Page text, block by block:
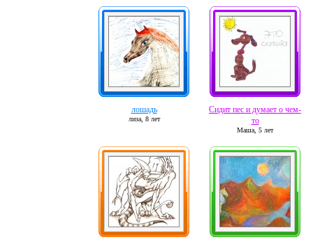
лошадь
лиза, 8 лет
Сидит пес и думает о чем-
то
Маша, 5 лет